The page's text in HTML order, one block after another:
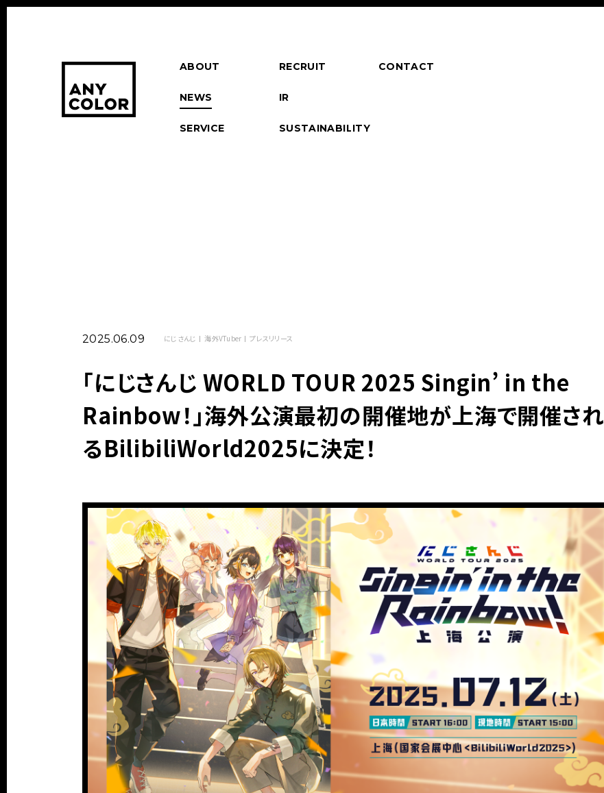
ABOUT
NEWS
SERVICE
RECRUIT
IR
SUSTAINABILITY
CONTACT
2025.06.09 にじさんじ 海外VTuber プレスリリース
「にじさんじ WORLD TOUR 2025 Singin’ in the
Rainbow！」海外公演最初の開催地が上海で開催され
るBilibiliWorld2025に決定！